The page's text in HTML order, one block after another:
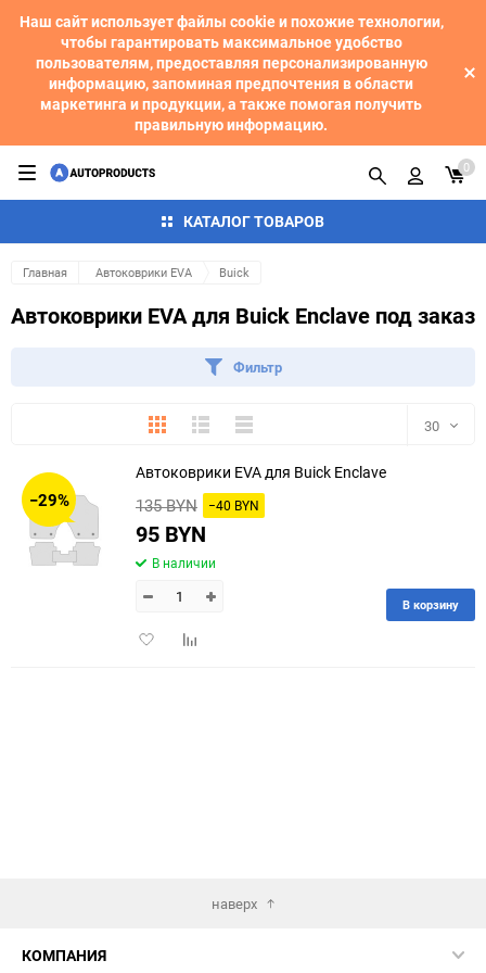
Наш сайт использует файлы cookie и похожие технологии,
чтобы гарантировать максимальное удобство
пользователям, предоставляя персонализированную
информацию, запоминая предпочтения в области
маркетинга и продукции, а также помогая получить
правильную информацию.
КАТАЛОГ ТОВАРОВ
0
Главная Автоковрики EVA Buick
Автоковрики EVA для Buick Enclave под заказ
Фильтр
ПлиткаПодробноКомпактно 30
150
−29%
Автоковрики EVA для Buick Enclave
135 BYN −40 BYN
95 BYN
В наличии
ДобавитьДобавить
В корзину
наверх
КОМПАНИЯ